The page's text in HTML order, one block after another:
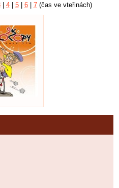
| 4| 5| 6| 7(čas ve vteřinách)